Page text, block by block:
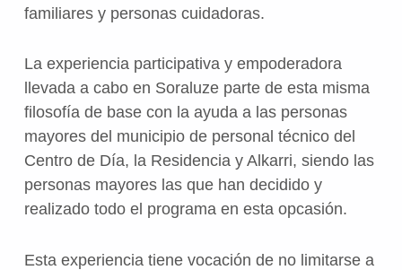
familiares y personas cuidadoras.
La experiencia participativa y empoderadora
llevada a cabo en Soraluze parte de esta misma
filosofía de base con la ayuda a las personas
mayores del municipio de personal técnico del
Centro de Día, la Residencia y Alkarri, siendo las
personas mayores las que han decidido y
realizado todo el programa en esta opcasión.
Esta experiencia tiene vocación de no limitarse a